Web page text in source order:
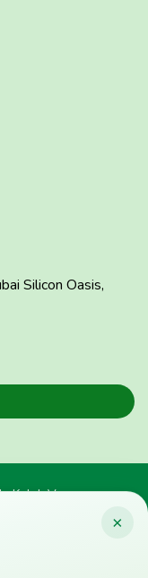
×
Silicon Oasis,
Kulak Ver